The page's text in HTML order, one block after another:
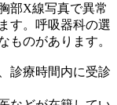
部X線写真で異常
す。呼吸器科の選
ものがあります。
診療時間内に受診